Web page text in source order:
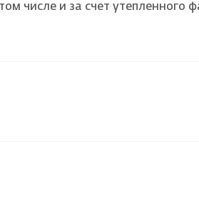
числе и за счет утепленного